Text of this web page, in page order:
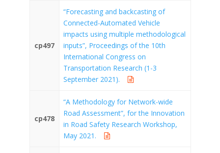
cp497
“Forecasting and backcasting of
Connected-Automated Vehicle
impacts using multiple methodological
inputs”, Proceedings of the 10th
International Congress on
Transportation Research (1-3
September 2021).
cp478
“A Methodology for Network-wide
Road Assessment”, for the Innovation
in Road Safety Research Workshop,
May 2021.